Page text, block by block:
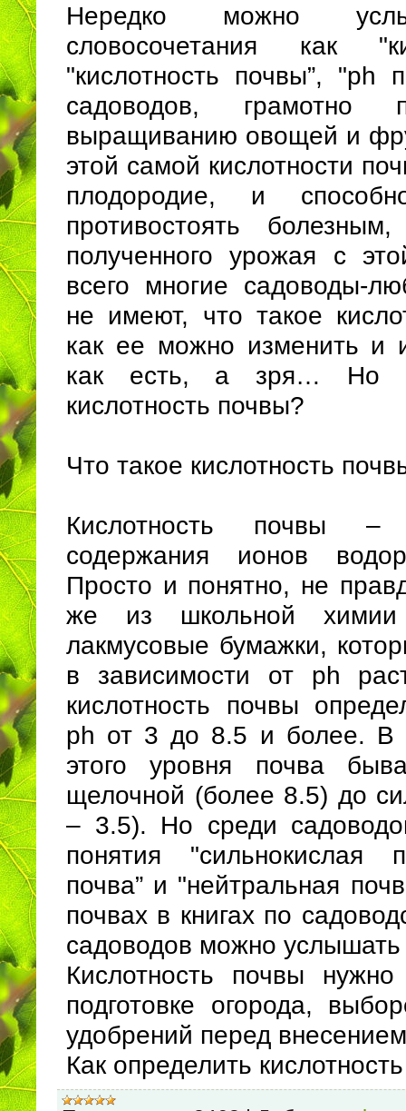
Нередко можно
словосочетания как
"кислотность почвы”, "ph
садоводов, грамотно
выращиванию овощей и
этой самой кислотности
плодородие, и
противостоять
полученного урожая с
всего многие садоводы-
не имеют, что такое
как ее можно изменить и
как есть, а зря… Но
кислотность почвы?
Что такое кислотность
Кислотность почвы –
содержания ионов
Просто и понятно, не
же из школьной химии
лакмусовые бумажки,
в зависимости от ph
кислотность почвы
ph от 3 до 8.5 и более. В
этого уровня почва
щелочной (более 8.5) до
– 3.5). Но среди
понятия "сильнокислая
почва” и "нейтральная
почвах в книгах по
садоводов можно услышать
Кислотность почвы
подготовке огорода,
удобрений перед
Как определить